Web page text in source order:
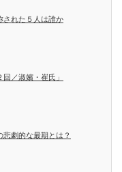
された５人は誰か
／淑嬪・崔氏」
劇的な最期とは？